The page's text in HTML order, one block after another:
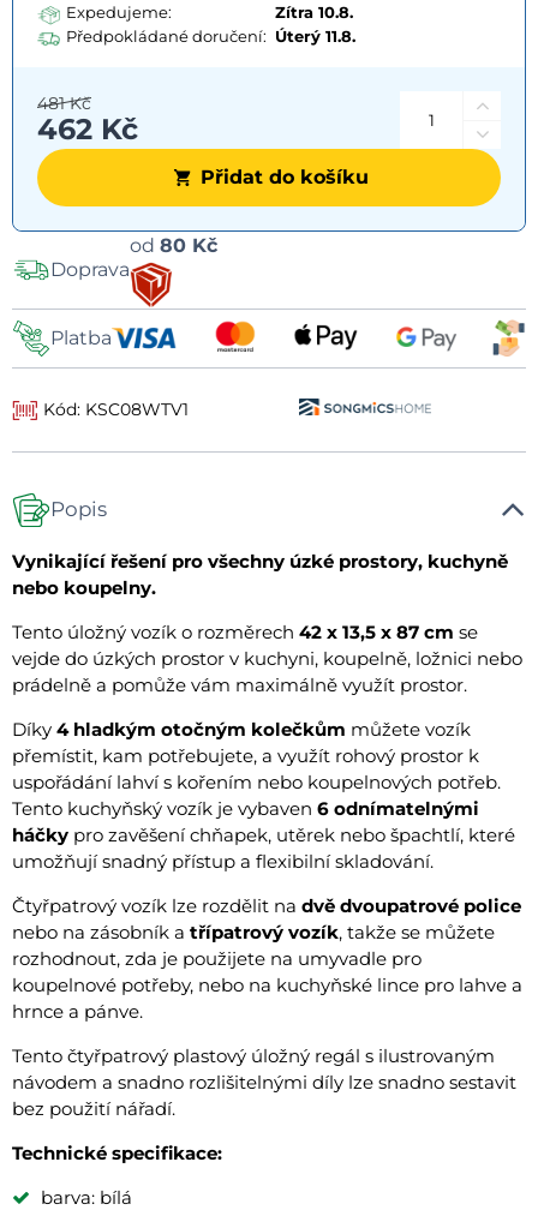
Expedujeme:
Zítra 10.8.
Předpokládané doručení: Úterý 11.8.
462 Kč
481 Kč
Přidat do košíku
Doprava
od 80 Kč
Platba
Kód: KSC08WTV1
Popis
Vynikající řešení pro všechny úzké prostory, kuchyně
nebo koupelny.
Tento úložný vozík o rozměrech 42 x 13,5 x 87 cm se
vejde do úzkých prostor v kuchyni, koupelně, ložnici nebo
prádelně a pomůže vám maximálně využít prostor.
Díky 4 hladkým otočným kolečkům můžete vozík
přemístit, kam potřebujete, a využít rohový prostor k
uspořádání lahví s kořením nebo koupelnových potřeb.
Tento kuchyňský vozík je vybaven 6 odnímatelnými
háčky pro zavěšení chňapek, utěrek nebo špachtlí, které
umožňují snadný přístup a flexibilní skladování.
Čtyřpatrový vozík lze rozdělit na dvě dvoupatrové police
nebo na zásobník a třípatrový vozík, takže se můžete
rozhodnout, zda je použijete na umyvadle pro
koupelnové potřeby, nebo na kuchyňské lince pro lahve a
hrnce a pánve.
Tento čtyřpatrový plastový úložný regál s ilustrovaným
návodem a snadno rozlišitelnými díly lze snadno sestavit
bez použití nářadí.
Technické specifikace:
barva: bílá